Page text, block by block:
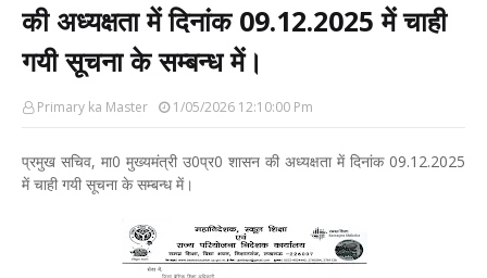
की अध्यक्षता में दिनांक 09.12.2025 में चाही
गयी सूचना के सम्बन्ध में।
Primary ka Master 1/05/2026 12:10:00 Pm
प्रमुख सचिव, मा0 मुख्यमंत्री उ0प्र0 शासन की अध्यक्षता में दिनांक 09.12.2025
में चाही गयी सूचना के सम्बन्ध में।